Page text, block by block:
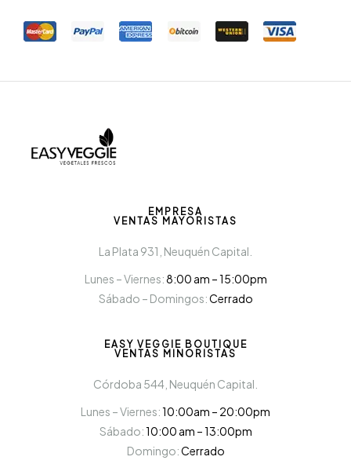
EMPRESA
VENTAS MAYORISTAS
La Plata 931, Neuquén Capital.
Lunes – Viernes:8:00 am – 15:00pm
Sábado – Domingos:Cerrado
EASY VEGGIE BOUTIQUE
VENTAS MINORISTAS
Córdoba 544, Neuquén Capital.
Lunes – Viernes:10:00am – 20:00pm
Sábado:10:00 am – 13:00pm
Domingo:Cerrado